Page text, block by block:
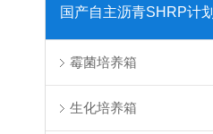
国产自主沥青SHRP计划
霉菌培养箱
生化培养箱